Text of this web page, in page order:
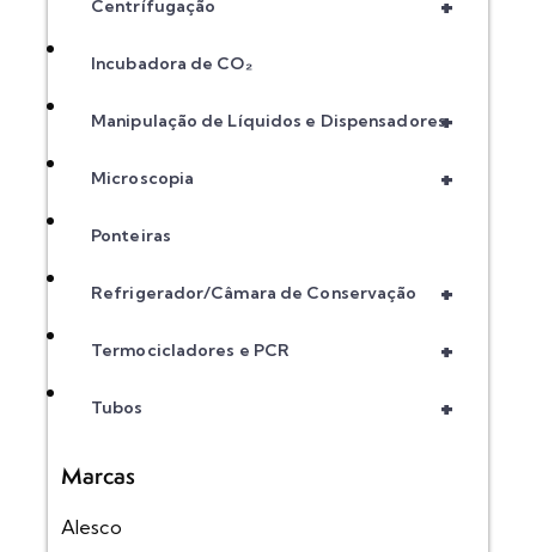
Centrífugação
Incubadora de CO₂
+
Manipulação de Líquidos e Dispensadores
+
Microscopia
Ponteiras
+
Refrigerador/Câmara de Conservação
+
Termocicladores e PCR
+
Tubos
Marcas
Alesco